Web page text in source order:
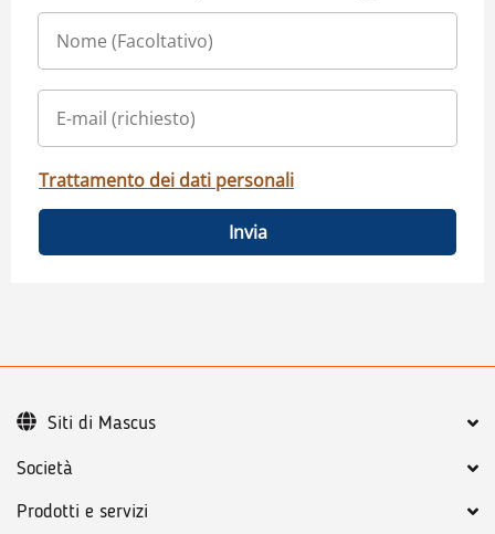
Trattamento dei dati personali
Invia
Società
Prodotti e servizi
Siti di Mascus